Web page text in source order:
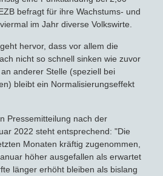
befragt für ihre Wachstums- und
im Jahr diverse Volkswirte.
hervor, dass vor allem die
nicht so schnell sinken wie zuvor
anderer Stelle (speziell bei
bleibt ein Normalisierungseffekt
Pressemitteilung nach der
2022 steht entsprechend: "Die
Monaten kräftig zugenommen,
höher ausgefallen als erwartet
länger erhöht bleiben als bislang